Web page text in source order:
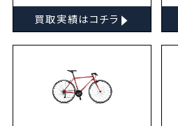
買取実績はコチラ ▸